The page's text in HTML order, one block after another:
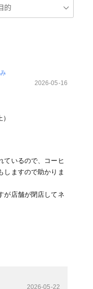
2026-05-16
ているので、コーヒ
しますので助かりま
が店舗が閉店してネ
2026-05-22